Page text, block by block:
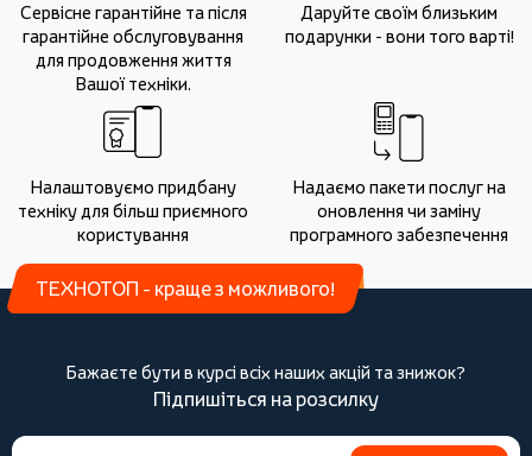
Сервісне гарантійне та після
гарантійне обслуговування
для продовження життя
Вашої техніки.
Даруйте своїм близьким
подарунки - вони того варті!
Налаштовуємо придбану
техніку для більш приємного
користування
Надаємо пакети послуг на
оновлення чи заміну
програмного забезпечення
ТЕХНОТОП - краще з можливого!
Бажаєте бути в курсі всіх наших акцій та знижок?
Підпишіться на розсилку